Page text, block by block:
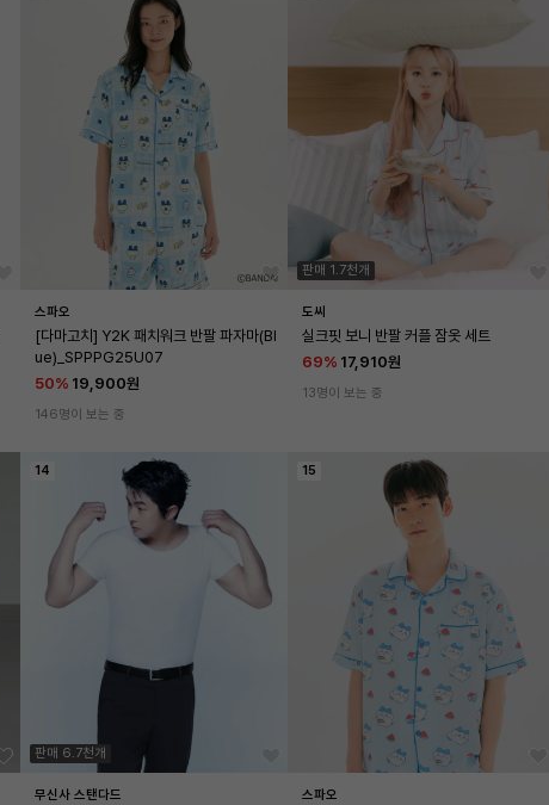
스파오
[다마고치] Y2K 패치워크 반팔 파자마(Bl
ue)_SPPPG25U07
50% 19,900원
146명이 보는 중
판매 1.7천개
도씨
실크핏 보니 반팔 커플 잠옷 세트
69% 17,910원
13명이 보는 중
14
판매 6.7천개
무신사 스탠다드
15
스파오